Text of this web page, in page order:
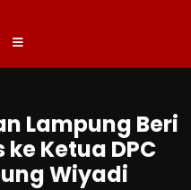
Lampung Beri
Ketua DPC
Wiyadi